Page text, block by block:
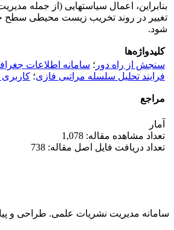
بنابراین، اعمال سیاست­هایی (از جمله
تغییر در روند تخریب زیست محیطی سطح
شود.
کلیدواژه‌ها
سنجش از راه دور ؛ سامانه اطلاعات
فرایند تحلیل سلسله مراتبی فازی؛
مراجع
آمار
تعداد مشاهده مقاله: 1,078
تعداد دریافت فایل اصل مقاله: 738
سامانه مدیریت نشریات علمی. طراحی و